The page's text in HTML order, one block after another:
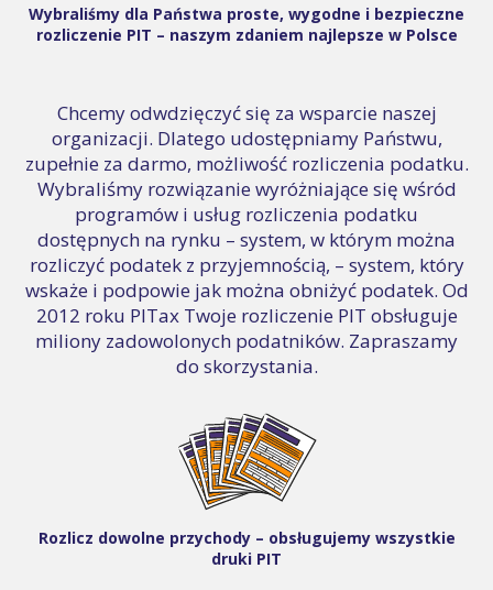
Wybraliśmy dla Państwa proste, wygodne i bezpieczne
rozliczenie PIT – naszym zdaniem najlepsze w Polsce
Chcemy odwdzięczyć się za wsparcie naszej
organizacji. Dlatego udostępniamy Państwu,
zupełnie za darmo, możliwość rozliczenia podatku.
Wybraliśmy rozwiązanie wyróżniające się wśród
programów i usług rozliczenia podatku
dostępnych na rynku – system, w którym można
rozliczyć podatek z przyjemnością, – system, który
wskaże i podpowie jak można obniżyć podatek. Od
2012 roku PITax Twoje rozliczenie PIT obsługuje
miliony zadowolonych podatników. Zapraszamy
do skorzystania.
Rozlicz dowolne przychody – obsługujemy wszystkie
druki PIT